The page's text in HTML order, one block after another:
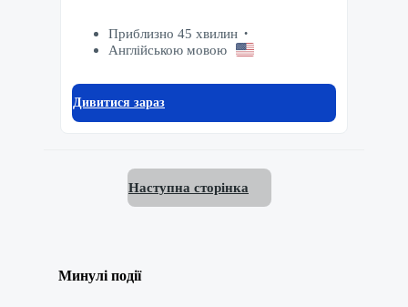
Приблизно 45 хвилин
Англійською мовою
Дивитися зараз
Наступна сторінка
Минулі події